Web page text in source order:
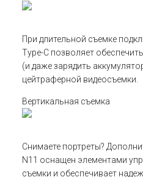
При длительной съемке
Type-C позволяет
(и даже зарядить
цейтраферной видеосъемки.
Вертикальная съемка
Снимаете портреты?
N11 оснащен элементами
съемки и обеспечивает